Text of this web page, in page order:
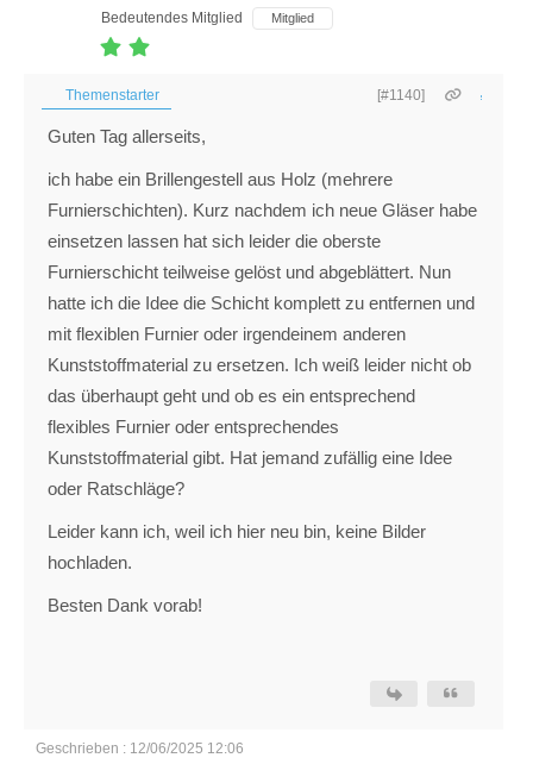
Bedeutendes Mitglied Mitglied
Themenstarter [#1140]
Guten Tag allerseits,
ich habe ein Brillengestell aus Holz (mehrere
Furnierschichten). Kurz nachdem ich neue Gläser habe
einsetzen lassen hat sich leider die oberste
Furnierschicht teilweise gelöst und abgeblättert. Nun
hatte ich die Idee die Schicht komplett zu entfernen und
mit flexiblen Furnier oder irgendeinem anderen
Kunststoffmaterial zu ersetzen. Ich weiß leider nicht ob
das überhaupt geht und ob es ein entsprechend
flexibles Furnier oder entsprechendes
Kunststoffmaterial gibt. Hat jemand zufällig eine Idee
oder Ratschläge?
Leider kann ich, weil ich hier neu bin, keine Bilder
hochladen.
Besten Dank vorab!
Geschrieben : 12/06/2025 12:06